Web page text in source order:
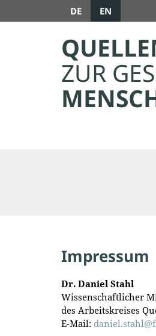
DE EN
ZUR
Impressum
Dr. Daniel Stahl
Wissenschaftlicher
des Arbeitskreises
E-Mail: